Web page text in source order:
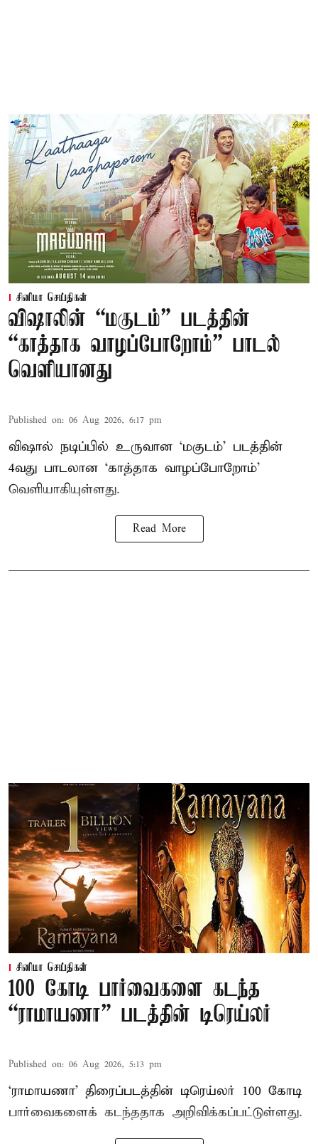
சினிமா செய்திகள்
விஷாலின் “மகுடம்” படத்தின்
“காத்தாக வாழப்போறோம்” பாடல்
வெளியானது
Published on: 06 Aug 2026, 6:17 pm
விஷால் நடிப்பில் உருவான ‘மகுடம்’ படத்தின்
4வது பாடலான ‘காத்தாக வாழப்போறோம்’
வெளியாகியுள்ளது.
Read More
சினிமா செய்திகள்
100 கோடி பார்வைகளை கடந்த
“ராமாயணா” படத்தின் டிரெய்லர்
Published on: 06 Aug 2026, 5:13 pm
‘ராமாயணா’ திரைப்படத்தின் டிரெய்லர் 100 கோடி
பார்வைகளைக் கடந்ததாக அறிவிக்கப்பட்டுள்ளது.